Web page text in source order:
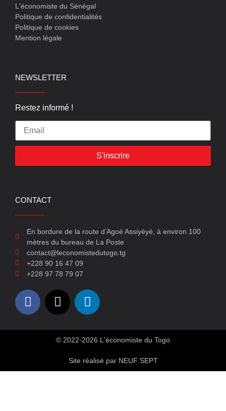
L'économiste du Sénégal
Politique de confidentialités
Politique de cookies
Mention légale
NEWSLETTER
Restez informé !
S'inscrire
CONTACT
En bordure de la route d’Agoè Assiyéyé, à environ 100
mètres du bureau de La Poste
contact@leconomistedutogo.tg
+228 90 16 47 09
+228 97 78 79 07
© 2022-2026 L'économiste du Togo
Site réalisé par NEUF SEPT